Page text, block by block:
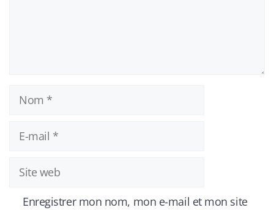
Nom
mail
Site
web
Enregistrer mon nom, mon e-mail et mon site